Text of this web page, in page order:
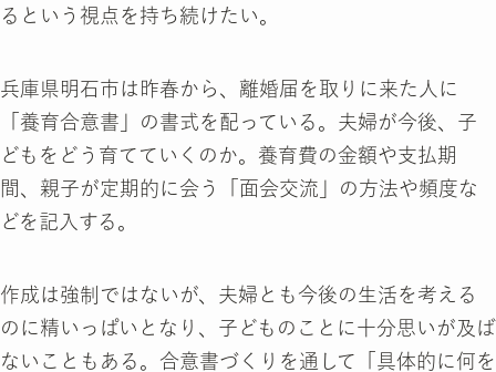
るという視点を持ち続けたい。
兵庫県明石市は昨春から、離婚届を取りに来た人に
「養育合意書」の書式を配っている。夫婦が今後、子
どもをどう育てていくのか。養育費の金額や支払期
間、親子が定期的に会う「面会交流」の方法や頻度な
どを記入する。
作成は強制ではないが、夫婦とも今後の生活を考える
のに精いっぱいとなり、子どものことに十分思いが及ば
ないこともある。合意書づくりを通して「具体的に何を